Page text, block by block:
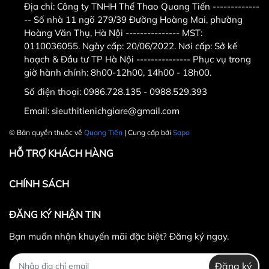
lòng cọc trước ít tiền vận chuyển
hoặc chuyển khoản
Qua tài khoản
Chủ tài khoản : Nguyễn Duy Quang
Ngân hàng BIDV19910000180982
Địa chỉ: Công ty TNHH Thể Thao Quang Tiến -------------
-- Số nhà 11 ngõ 279/39 Đường Hoàng Mai, phường
Hoàng Văn Thụ, Hà Nội --------------- MST:
0110036055. Ngày cấp: 20/06/2022. Nơi cấp: Sở kế
hoạch & Đầu tư TP Hà Nội --------------- Phục vụ trong
giờ hành chính: 8h00-12h00, 14h00 - 18h00.
Số điện thoại: 0986.728.135 - 0988.529.393
Email: sieuthitienichgiare@gmail.com
© Bản quyền thuộc về Quang Tiến | Cung cấp bởi Sapo
HỖ TRỢ KHÁCH HÀNG
CHÍNH SÁCH
ĐĂNG KÝ NHẬN TIN
Bạn muốn nhận khuyến mãi đặc biệt? Đăng ký ngay.
Đăng ký